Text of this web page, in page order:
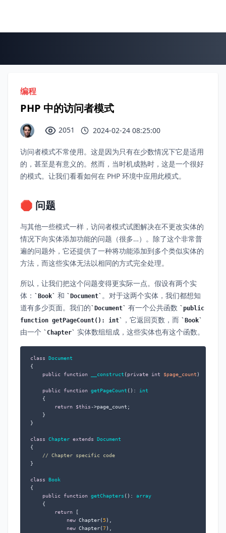
编程
PHP 中的访问者模式
2051 2024-02-24 08:25:00
访问者模式不常使用。这是因为只有在少数情况下它是适用
的，甚至是有意义的。然而，当时机成熟时，这是一个很好
的模式。让我们看看如何在 PHP 环境中应用此模式。
🛑 问题
与其他一些模式一样，访问者模式试图解决在不更改实体的
情况下向实体添加功能的问题（很多…）。除了这个非常普
遍的问题外，它还提供了一种将功能添加到多个类似实体的
方法，而这些实体无法以相同的方式完全处理。
所以，让我们把这个问题变得更实际一点。假设有两个实
体：
Book 和 Document 。对于这两个实体，我们都想知
道有多少页面。我们的
Document 有一个公共函数
public
function getPageCount(): int
，它返回页数，而 Book
由一个 Chapter 实体数组组成，这些实体也有这个函数。
class
Document
{
public
function __construct ( private int $page_count )
public function getPageCount ( ):
int
{
return
$this->page_count;
    }
}
class Chapter extends
Document
{
// Chapter specific code
}
class
Book
{
public
function getChapters ( ): array
{
return
new Chapter(5),
new Chapter(7),